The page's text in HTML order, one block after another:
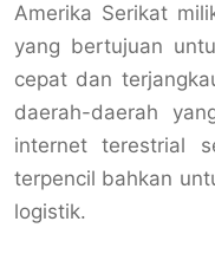
Amerika Serikat
yang bertujuan
cepat dan
daerah-daerah
internet terestrial
terpencil bahkan
logistik.